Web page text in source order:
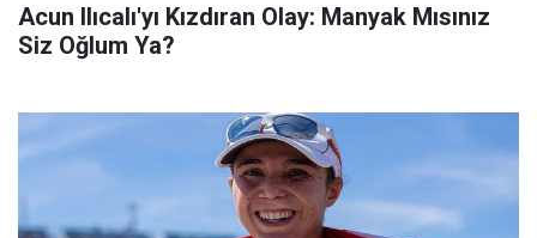
Acun Ilıcalı'yı Kızdıran Olay: Manyak Mısınız
Siz Oğlum Ya?